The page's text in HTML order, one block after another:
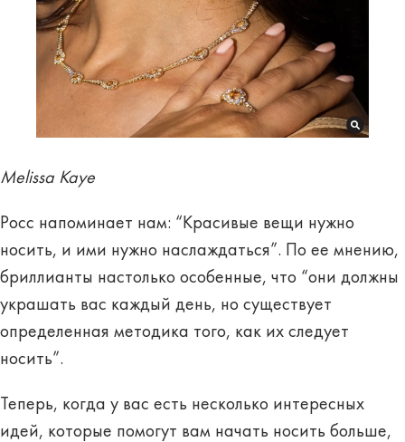
Melissa Kaye
Росс напоминает нам: “Красивые вещи нужно
носить, и ими нужно наслаждаться”. По ее мнению,
бриллианты настолько особенные, что “они должны
украшать вас каждый день, но существует
определенная методика того, как их следует
носить”.
Теперь, когда у вас есть несколько интересных
идей, которые помогут вам начать носить больше,